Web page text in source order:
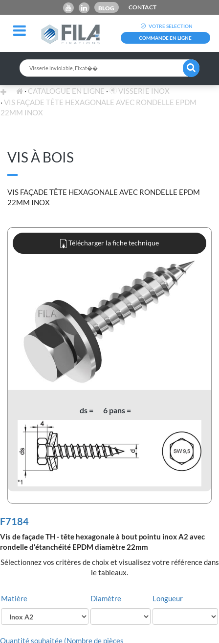
BLOG CONTACT
VOTRE SELECTION
COMMANDE EN LIGNE
CATALOGUE EN LIGNE
VISSERIE INOX
VIS FAÇADE TÊTE HEXAGONALE AVEC RONDELLE EPDM
22MM INOX
VIS À BOIS
VIS FAÇADE TÊTE HEXAGONALE AVEC RONDELLE EPDM
22MM INOX
Télécharger la fiche technique
ds = 6 pans =
F7184
Vis de façade TH - tête hexagonale à bout pointu inox A2 avec
rondelle d'étanchéité EPDM diamètre 22mm
Sélectionnez vos critères de choix et visualisez votre référence dans
le tableaux.
Matière Diamètre Longueur
Quantité souhaitée (Nombre de pièces